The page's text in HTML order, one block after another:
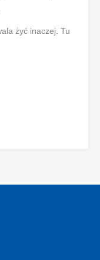
żyć inaczej. Tu